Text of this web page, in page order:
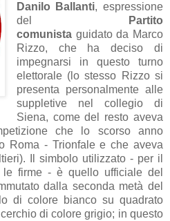
Danilo Ballanti, espressione
del
Partito
comunistaguidato da Marco
Rizzo, che ha deciso di
impegnarsi in questo turno
elettorale (lo stesso Rizzo si
presenta personalmente alle
suppletive nel collegio di
Siena, come del resto aveva
che lo scorso anno
Roma - Trionfale e che aveva
Il simbolo utilizzato - per il
firme - è quello ufficiale del
dalla seconda metà del
di colore bianco su quadrato
di colore grigio; in questo